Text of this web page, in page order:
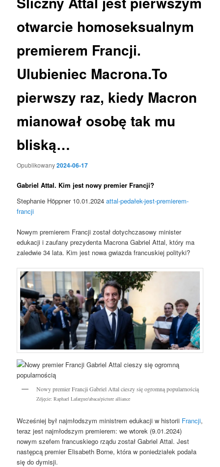
otwarcie homoseksualnym
premierem Francji.
Ulubieniec Macrona.To
pierwszy raz, kiedy Macron
mianował osobę tak mu
bliską…
Opublikowany2024-06-17
Gabriel Attal. Kim jest nowy premier Francji?
Stephanie Höppner 10.01.2024attal-pedałek-jest-premierem-
francji
Nowym premierem Francji został dotychczasowy minister
edukacji i zaufany prezydenta Macrona Gabriel Attal, który ma
zaledwie 34 lata. Kim jest nowa gwiazda francuskiej polityki?
Nowy premier Francji Gabriel Attal cieszy się ogromną popularnością
Zdjęcie: Raphael Lafargue/abaca/picture alliance
Wcześniej był najmłodszym ministrem edukacji w historii Francji,
teraz jest najmłodszym premierem: we wtorek (9.01.2024)
nowym szefem francuskiego rządu został Gabriel Attal. Jest
następcą premier Elisabeth Borne, która w poniedziałek podała
się do dymisji.